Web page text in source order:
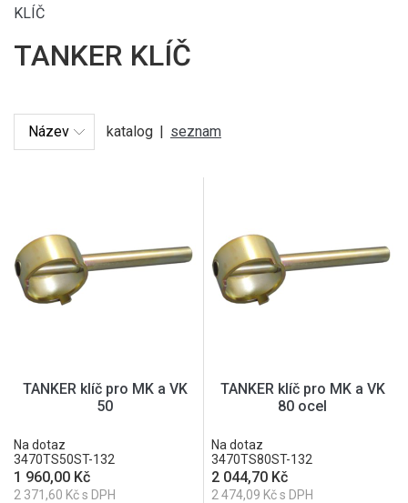
KLÍČ
TANKER KLÍČ
katalog | seznam
TANKER klíč pro MK a VK
50
Na dotaz
3470TS50ST-132
1 960,00 Kč
2 371,60 Kč s DPH
TANKER klíč pro MK a VK
80 ocel
Na dotaz
3470TS80ST-132
2 044,70 Kč
2 474,09 Kč s DPH